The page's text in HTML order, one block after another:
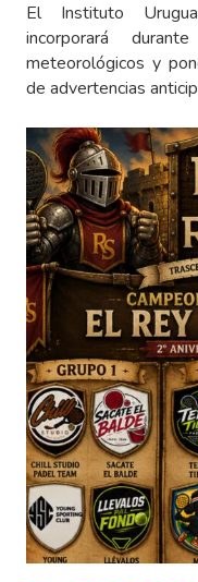
El Instituto
incorporará
meteorológicos y
de advertencias